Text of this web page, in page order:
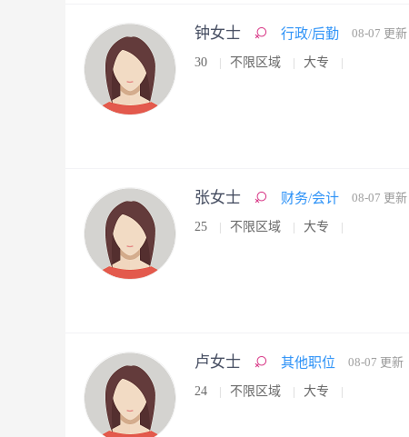
钟女士 行政/后勤 08-07 更新
30 不限区域 大专
张女士 财务/会计 08-07 更新
25 不限区域 大专
卢女士 其他职位 08-07 更新
24 不限区域 大专